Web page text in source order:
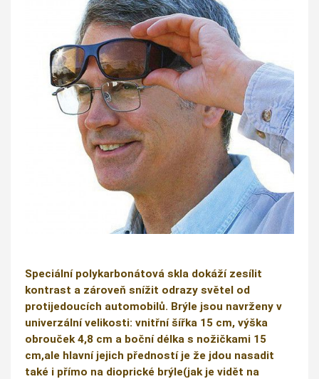
Speciální polykarbonátová skla dokáží zesílit
kontrast a zároveň snížit odrazy světel od
protijedoucích automobilů. Brýle jsou navrženy v
univerzální velikosti: vnitřní šířka 15 cm, výška
obrouček 4,8 cm a boční délka s nožičkami 15
cm,ale hlavní jejich předností je že jdou nasadit
také i přímo na dioprické brýle(jak je vidět na